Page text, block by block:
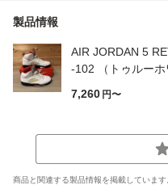
製品情報
AIR JORDAN 5
-102 （トゥルーホ
7,260 円〜
商品と関連する製品情報を掲載していま